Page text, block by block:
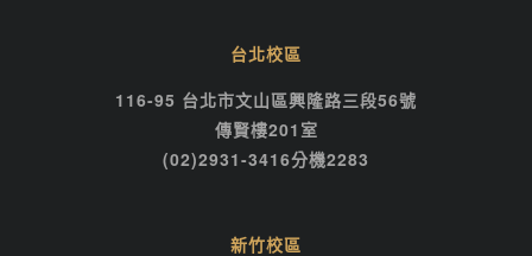
台北校區
116-95 台北市文山區興隆路三段56號
傳賢樓201室
(02)2931-3416分機2283
新竹校區